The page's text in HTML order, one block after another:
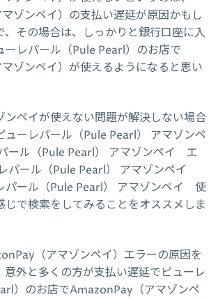
ゾンペイ）の支払い遅延が原因かもし
、その場合は、しっかりと銀行口座に入
ーレパール（Pule Pearl）のお店で
ゾンペイ）が使えるようになると思い
ンペイが使えない問題が解決しない場合
ューレパール（Pule Pearl） アマゾンペ
ール（Pule Pearl） アマゾンペイ エ
パール（Pule Pearl） アマゾンペイ
パール（Pule Pearl） アマゾンペイ 使
じで検索をしてみることをオススメしま
（アマゾンペイ）エラーの原因を
意外と多くの方が支払い遅延でピューレ
）のお店でAmazonPay（アマゾンペ